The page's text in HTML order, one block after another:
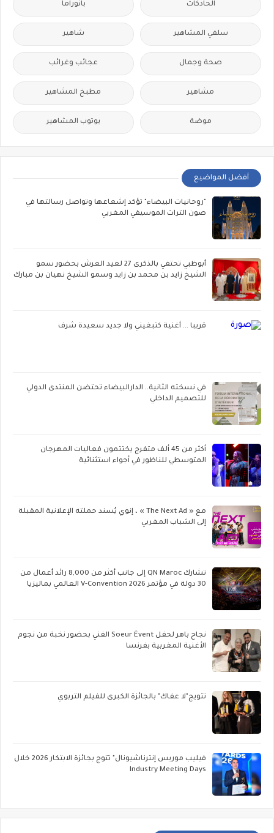
الحادكات بانوراما
سلفي المشاهير شاهير
صحة وجمال عجائب وغرائب
مشاهير مطبخ المشاهير
موضة يوتوب المشاهير
أفضل المواضيع
"روحانيات البيضاء" تؤكد إشعاعها وتواصل رسالتها في
صون التراث الموسيقي المغربي
أبوظبي تحتفي بالذكرى 27 لعيد العرش بحضور سمو
الشيخ زايد بن محمد بن زايد وسمو الشيخ نهيان بن مبارك
قريبا ... أغنية كتبغيني ولا جديد سعيدة شرف
في نسخته الثانية.. الدارالبيضاء تحتضن المنتدى الدولي
للتصميم الداخلي
أكثر من 45 ألف متفرج يختتمون فعاليات المهرجان
المتوسطي للناظور في أجواء استثنائية
مع « The Next Ad » ، إنوي يُسند حملته الإعلانية المقبلة
إلى الشباب المغربي
تشارك QN Maroc إلى جانب أكثر من 8,000 رائد أعمال من
30 دولة في مؤتمر V-Convention 2026 العالمي بماليزيا
نجاح باهر لحفل Soeur Évent الفني بحضور نخبة من نجوم
الأغنية المغربية بفرنسا
تتويج"لا عفاك" بالجائزة الكبرى للفيلم التربوي
فيليب موريس إنترناشيونال" تتوج بجائزة الابتكار 2026 خلال
Industry Meeting Days